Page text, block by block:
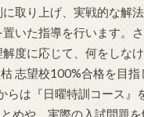
取り上げ、実戦的な解
いた指導を行います。
解度に応じて、何をしな
志望校100%合格を目指
らは『日曜特訓コース』
めや、実際の入試問題